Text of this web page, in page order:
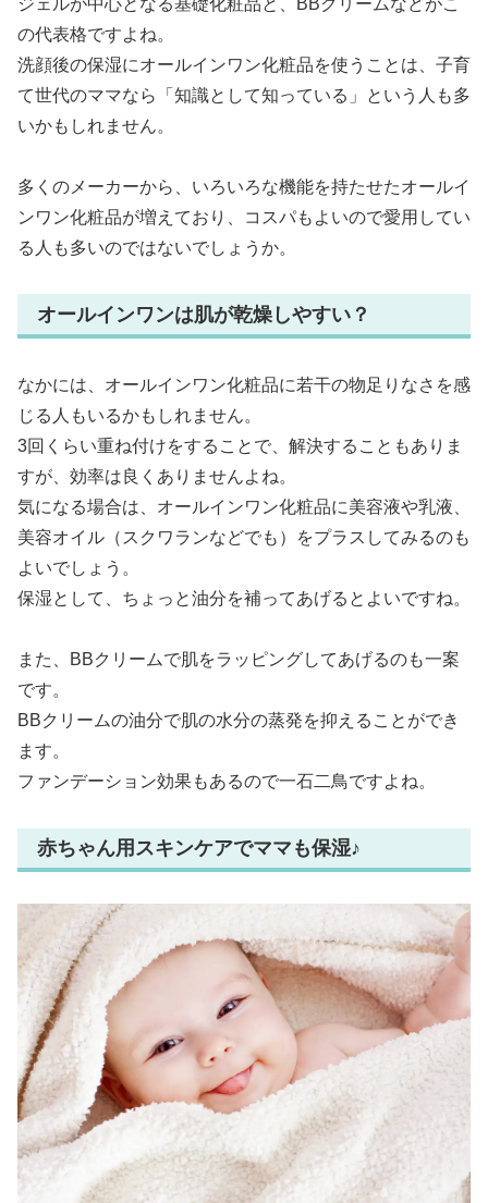
の代表格ですよね。
洗顔後の保湿にオールインワン化粧品を使うことは、子育
て世代のママなら「知識として知っている」という人も多
いかもしれません。
多くのメーカーから、いろいろな機能を持たせたオールイ
ンワン化粧品が増えており、コスパもよいので愛用してい
る人も多いのではないでしょうか。
オールインワンは肌が乾燥しやすい？
なかには、オールインワン化粧品に若干の物足りなさを感
じる人もいるかもしれません。
3回くらい重ね付けをすることで、解決することもありま
すが、効率は良くありませんよね。
気になる場合は、オールインワン化粧品に美容液や乳液、
美容オイル（スクワランなどでも）をプラスしてみるのも
よいでしょう。
保湿として、ちょっと油分を補ってあげるとよいですね。
また、BBクリームで肌をラッピングしてあげるのも一案
です。
BBクリームの油分で肌の水分の蒸発を抑えることができ
ます。
ファンデーション効果もあるので一石二鳥ですよね。
赤ちゃん用スキンケアでママも保湿♪